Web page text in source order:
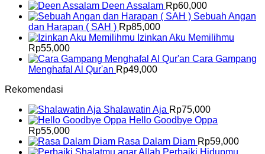
Deen Assalam Rp60,000
Sebuah Angan
dan Harapan ( SAH ) Rp85,000
Izinkan Aku Memilihmu
Rp55,000
Cara Gampang
Menghafal Al Qur'an Rp49,000
Rekomendasi
Shalawatin Aja Rp75,000
Hello Goodbye Oppa
Rp55,000
Rasa Dalam Diam Rp59,000